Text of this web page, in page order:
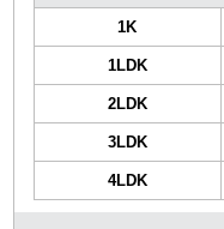
1K
1LDK
2LDK
3LDK
4LDK